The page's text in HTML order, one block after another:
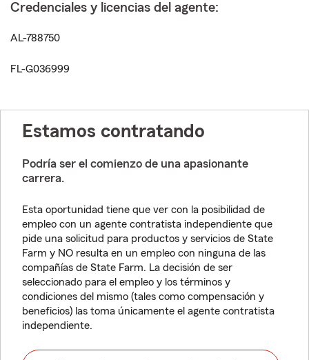
Credenciales y licencias del agente:
AL-788750
FL-G036999
Estamos contratando
Podría ser el comienzo de una apasionante
carrera.
Esta oportunidad tiene que ver con la posibilidad de
empleo con un agente contratista independiente que
pide una solicitud para productos y servicios de State
Farm y NO resulta en un empleo con ninguna de las
compañías de State Farm. La decisión de ser
seleccionado para el empleo y los términos y
condiciones del mismo (tales como compensación y
beneficios) las toma únicamente el agente contratista
independiente.